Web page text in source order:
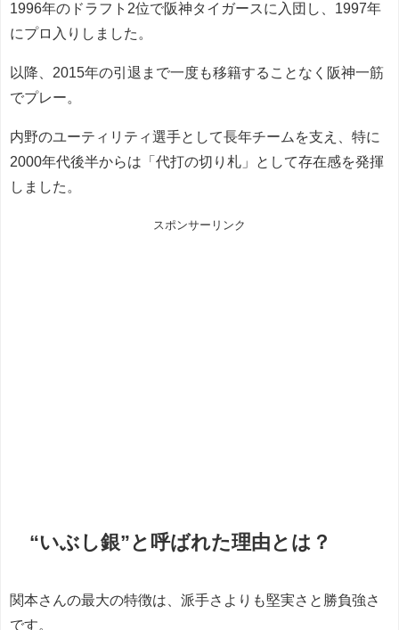
1996年のドラフト2位で阪神タイガースに入団し、1997年
にプロ入りしました。
以降、2015年の引退まで一度も移籍することなく阪神一筋
でプレー。
内野のユーティリティ選手として長年チームを支え、特に
2000年代後半からは「代打の切り札」として存在感を発揮
しました。
スポンサーリンク
“いぶし銀”と呼ばれた理由とは？
関本さんの最大の特徴は、派手さよりも堅実さと勝負強さ
です。